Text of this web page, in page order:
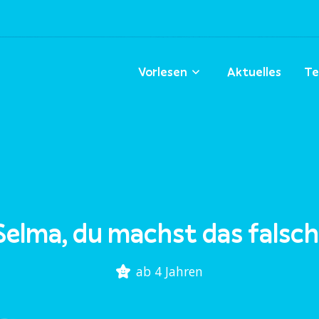
Vorlesen Aktuelles
du machst das
ab 4 Jahren